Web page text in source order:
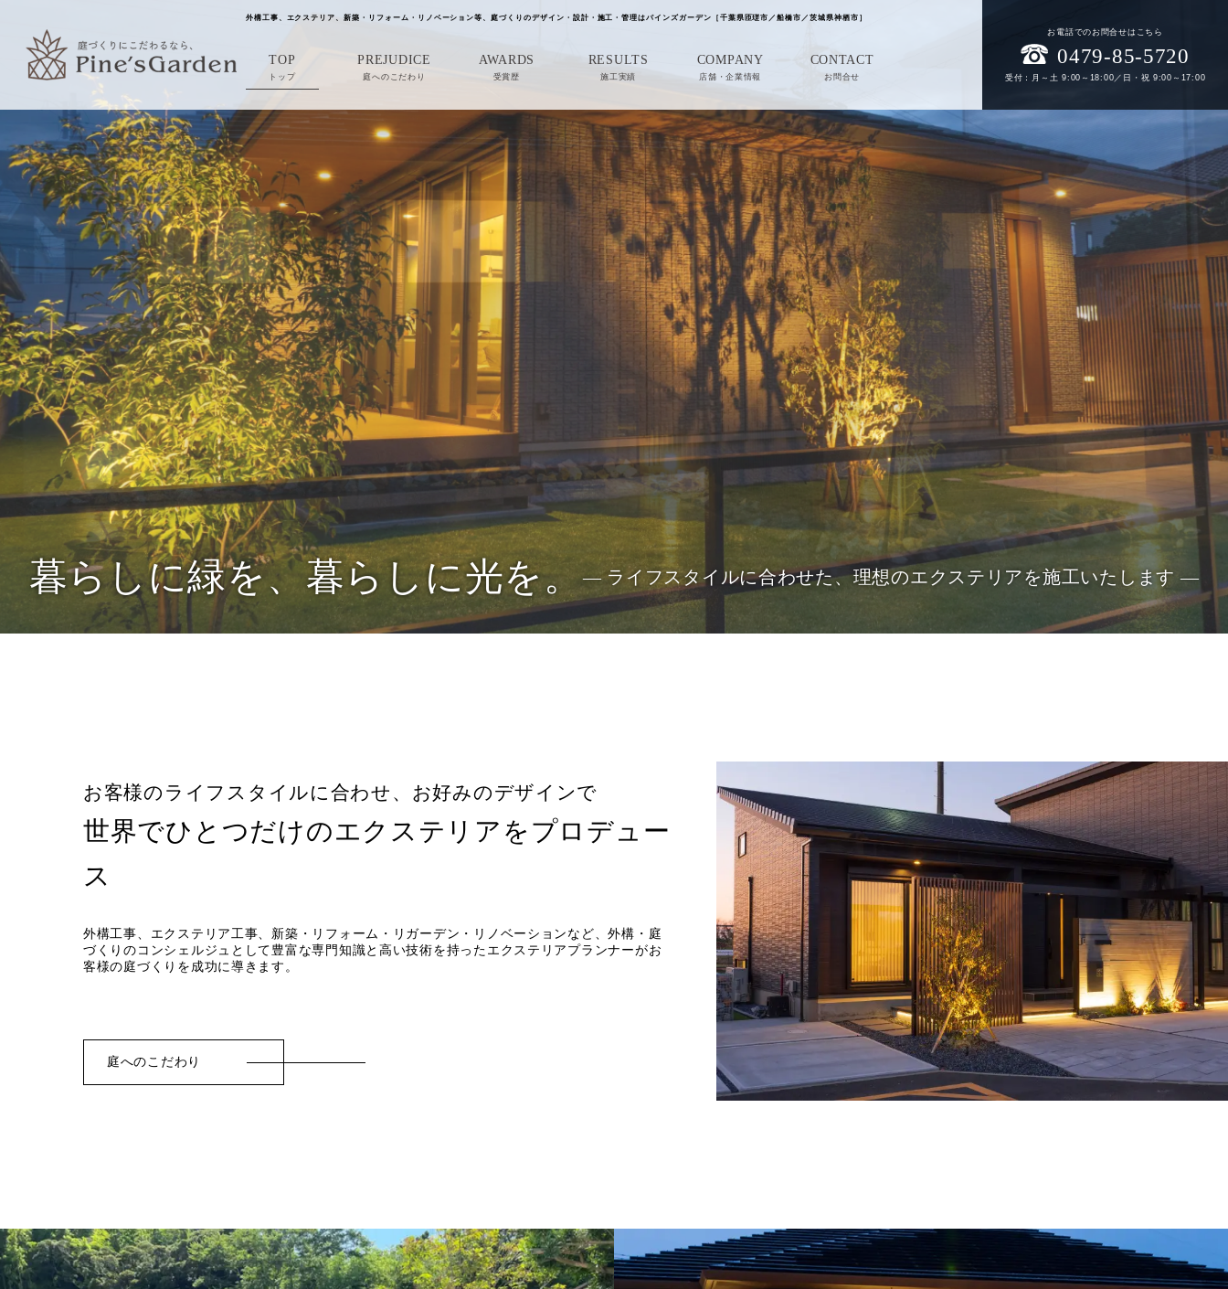
外構工事、エクステリア、新築・リフォーム・リノベーション等、庭づくりのデザイン・設計・施工・管理はパインズガーデン［千葉県匝瑳市／船橋市／茨城県神栖市］
TOP
トップ
PREJUDICE
庭へのこだわり
AWARDS
受賞歴
RESULTS
施工実績
COMPANY
店舗・企業情報
CONTACT
お問合せ
お電話でのお問合せはこちら
0479-85-5720
受付：月～土 9:00～18:00／日・祝 9:00～17:00
暮らしに緑を、暮らしに光を。― ライフスタイルに合わせた、理想のエクステリアを施工いたします ―
お客様のライフスタイルに合わせ、お好みのデザインで
世界でひとつだけのエクステリアをプロデュー
ス
外構工事、エクステリア工事、新築・リフォーム・リガーデン・リノベーションなど、外構・庭
づくりのコンシェルジュとして豊富な専門知識と高い技術を持ったエクステリアプランナーがお
客様の庭づくりを成功に導きます。
庭へのこだわり